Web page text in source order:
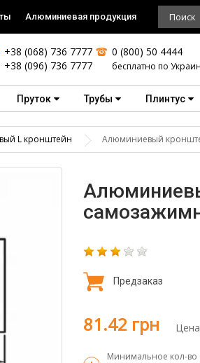
Алюминиевая продукция
+38 (068) 736 7777
+38 (096) 736 7777
0 (800) 50 4444
бесплатно по
Пруток Трубы Плинтус
L кронштейн Алюминиевый
Предзаказ
81.42 грн
Минимальное кол-во